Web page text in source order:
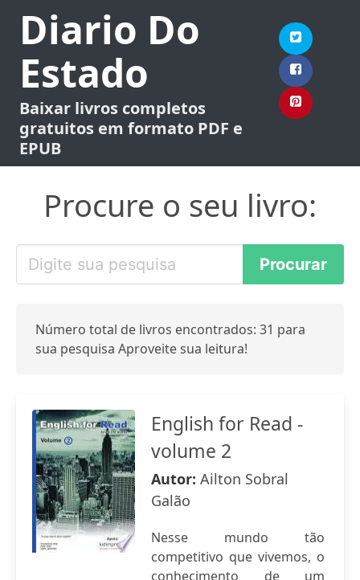
Diario Do
Estado
Baixar livros completos
gratuitos em formato PDF e
EPUB
Procure o seu livro:
Número total de livros encontrados: 31 para
sua pesquisa Aproveite sua leitura!
English for Read -
volume 2
Autor: Ailton Sobral
Galão
Nesse mundo tão
competitivo que vivemos, o
conhecimento de um